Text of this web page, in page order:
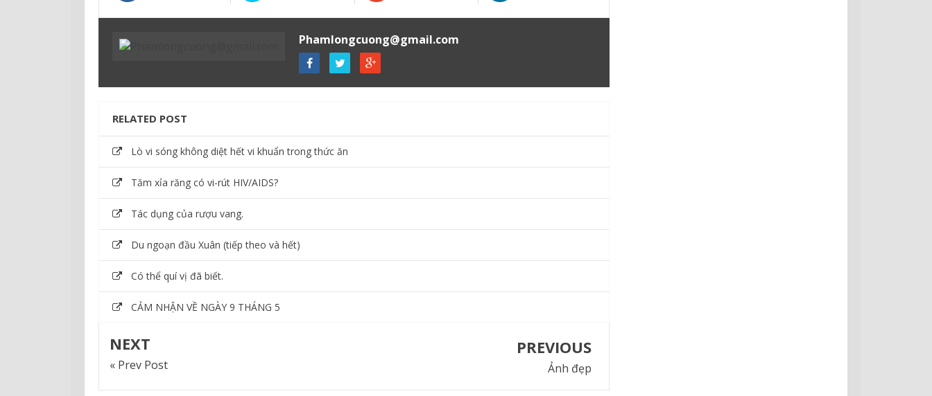
Phamlongcuong@gmail.com
RELATED POST
Lò vi sóng không diệt hết vi khuẩn trong thức ăn
Tăm xỉa răng có vi-rút HIV/AIDS?
Tác dụng của rượu vang.
Du ngoạn đầu Xuân (tiếp theo và hết)
Có thể quí vị đã biết.
CẢM NHẬN VỀ NGÀY 9 THÁNG 5
NEXT
« Prev Post
PREVIOUS
Ảnh đẹp